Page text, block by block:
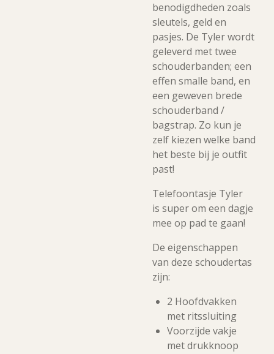
benodigdheden zoals
sleutels, geld en
pasjes. De Tyler wordt
geleverd met twee
schouderbanden; een
effen smalle band, en
een geweven brede
schouderband /
bagstrap. Zo kun je
zelf kiezen welke band
het beste bij je outfit
past!
Telefoontasje Tyler
is super om een dagje
mee op pad te gaan!
De eigenschappen
van deze schoudertas
zijn:
2 Hoofdvakken
met ritssluiting
Voorzijde vakje
met drukknoop